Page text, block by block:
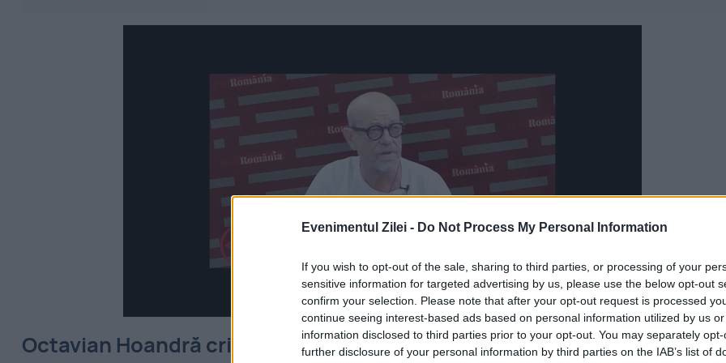
Evenimentul Zilei - Do Not Process My Personal Information
If you wish to opt-out of the sale, sharing to third parties, or processing of your
sensitive information for targeted advertising by us, please use the below opt-out
confirm your selection. Please note that after your opt-out request is processed
continue seeing interest-based ads based on personal information utilized by us
information disclosed to third parties prior to your opt-out. You may separately
further disclosure of your personal information by third parties on the IAB’s list of
Octavian Hoandră critică viziunea lui Nicușor Dan despre democrație